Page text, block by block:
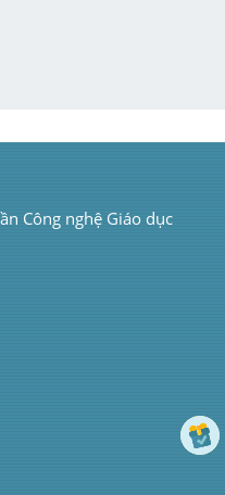
Công nghệ Giáo dục